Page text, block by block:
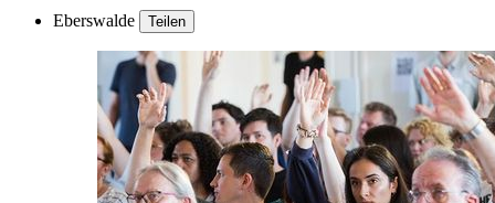
Eberswalde Teilen